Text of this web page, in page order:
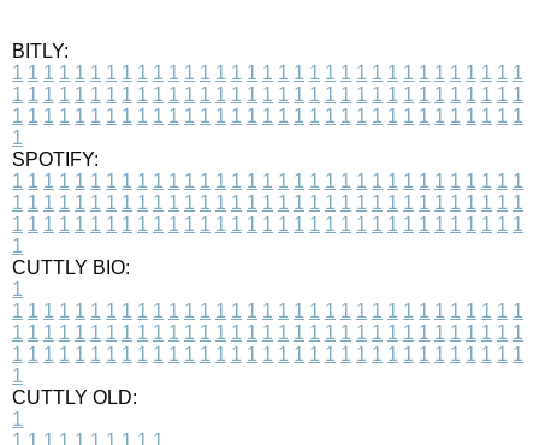
BITLY:
1 1 1 1 1 1 1 1 1 1 1 1 1 1 1 1 1 1 1 1 1 1 1 1 1 1 1 1 1 1 1 1 1
1 1 1 1 1 1 1 1 1 1 1 1 1 1 1 1 1 1 1 1 1 1 1 1 1 1 1 1 1 1 1 1 1
1 1 1 1 1 1 1 1 1 1 1 1 1 1 1 1 1 1 1 1 1 1 1 1 1 1 1 1 1 1 1 1 1
1
SPOTIFY:
1 1 1 1 1 1 1 1 1 1 1 1 1 1 1 1 1 1 1 1 1 1 1 1 1 1 1 1 1 1 1 1 1
1 1 1 1 1 1 1 1 1 1 1 1 1 1 1 1 1 1 1 1 1 1 1 1 1 1 1 1 1 1 1 1 1
1 1 1 1 1 1 1 1 1 1 1 1 1 1 1 1 1 1 1 1 1 1 1 1 1 1 1 1 1 1 1 1 1
1
CUTTLY BIO:
1
1 1 1 1 1 1 1 1 1 1 1 1 1 1 1 1 1 1 1 1 1 1 1 1 1 1 1 1 1 1 1 1 1
1 1 1 1 1 1 1 1 1 1 1 1 1 1 1 1 1 1 1 1 1 1 1 1 1 1 1 1 1 1 1 1 1
1 1 1 1 1 1 1 1 1 1 1 1 1 1 1 1 1 1 1 1 1 1 1 1 1 1 1 1 1 1 1 1 1
1
CUTTLY OLD:
1
1 1 1 1 1 1 1 1 1 1